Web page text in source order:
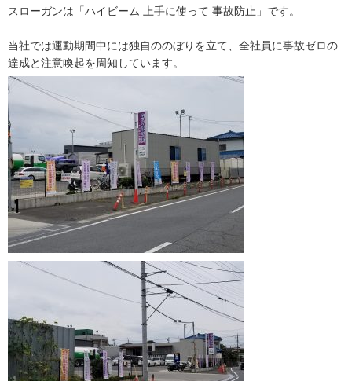
スローガンは「ハイビーム 上手に使って 事故防止」です。
当社では運動期間中には独自ののぼりを立て、全社員に事故ゼロの
達成と注意喚起を周知しています。